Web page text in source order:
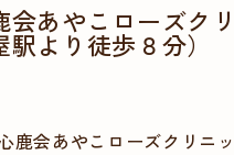
会あやこローズク
より徒歩８分）
鹿会あやこローズクリニ